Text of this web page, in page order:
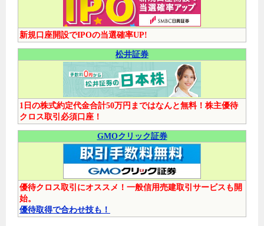
新規口座開設でIPOの当選確率UP!
松井証券
1日の株式約定代金合計50万円まではなんと無料！株主優待
クロス取引必須口座！
GMOクリック証券
優待クロス取引にオススメ！一般信用売建取引サービスも開
始。
優待取得で合わせ技も！